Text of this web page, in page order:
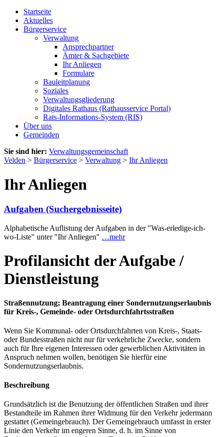
Startseite
Aktuelles
Bürgerservice
Verwaltung
Ansprechpartner
Ämter & Sachgebiete
Ihr Anliegen
Formulare
Bauleitplanung
Soziales
Verwaltungsgliederung
Digitales Rathaus (Rathausservice Portal)
Rats-Informations-System (RIS)
Über uns
Gemeinden
Sie sind hier: Verwaltungsgemeinschaft
Velden > Bürgerservice > Verwaltung > Ihr Anliegen
Ihr Anliegen
Aufgaben (Suchergebnisseite)
Alphabetische Auflistung der Aufgaben in der "Was-erledige-ich-
wo-Liste" unter "Ihr Anliegen" …mehr
Profilansicht der Aufgabe /
Dienstleistung
Straßennutzung; Beantragung einer Sondernutzungserlaubnis
für Kreis-, Gemeinde- oder Ortsdurchfahrtsstraßen
Wenn Sie Kommunal- oder Ortsdurchfahrten von Kreis-, Staats-
oder Bundesstraßen nicht nur für verkehrliche Zwecke, sondern
auch für Ihre eigenen Interessen oder gewerblichen Aktivitäten in
Anspruch nehmen wollen, benötigen Sie hierfür eine
Sondernutzungserlaubnis.
Beschreibung
Grundsätzlich ist die Benutzung der öffentlichen Straßen und ihrer
Bestandteile im Rahmen ihrer Widmung für den Verkehr jedermann
gestattet (Gemeingebrauch). Der Gemeingebrauch umfasst in erster
Linie den Verkehr im engeren Sinne, d. h. im Sinne von